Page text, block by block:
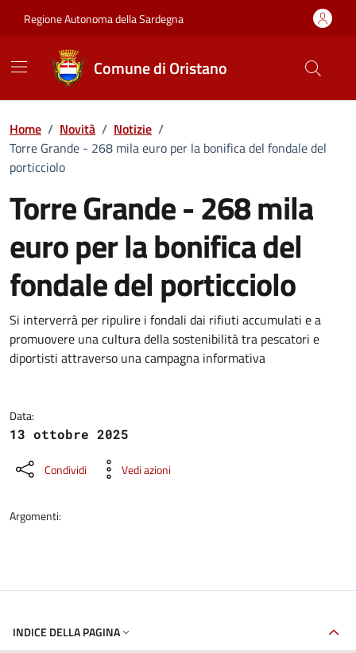
Regione Autonoma della Sardegna
Comune di Oristano
Home / Novità / Notizie /
Torre Grande - 268 mila euro per la bonifica del fondale del
porticciolo
Torre Grande - 268 mila
euro per la bonifica del
fondale del porticciolo
Dettagli della notizia
Si interverrà per ripulire i fondali dai rifiuti accumulati e a
promuovere una cultura della sostenibilità tra pescatori e
diportisti attraverso una campagna informativa
Data:
13 ottobre 2025
Condividi Vedi azioni
Argomenti:
INDICE DELLA PAGINA